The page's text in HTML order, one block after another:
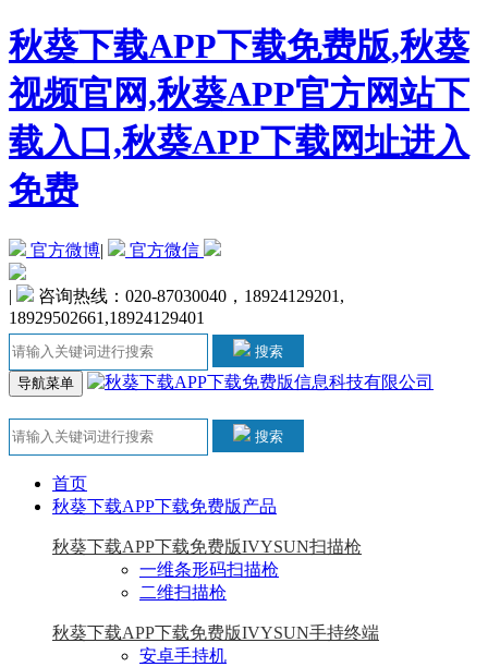
秋葵下载APP下载免费版,秋葵
视频官网,秋葵APP官方网站下
载入口,秋葵APP下载网址进入
免费
官方微博| 官方微信
|
咨询热线：020-87030040，18924129201,
18929502661,18924129401
搜索
导航菜单
搜索
首页
秋葵下载APP下载免费版产品
秋葵下载APP下载免费版IVYSUN扫描枪
一维条形码扫描枪
二维扫描枪
秋葵下载APP下载免费版IVYSUN手持终端
安卓手持机